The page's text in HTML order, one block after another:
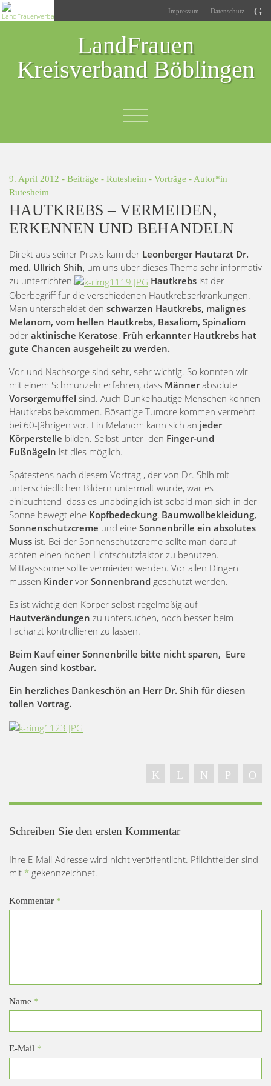
Impressum Datenschutz
LandFrauen
Kreisverband Böblingen
9. April 2012 - Beiträge - Rutesheim - Vorträge - Autor*in
Rutesheim
HAUTKREBS – VERMEIDEN,
ERKENNEN UND BEHANDELN
Direkt aus seiner Praxis kam der Leonberger Hautarzt Dr.
med. Ullrich Shih, um uns über dieses Thema sehr informativ
zu unterrichten.
Hautkrebs ist der
Oberbegriff für die verschiedenen Hautkrebserkrankungen.
Man unterscheidet den schwarzen Hautkrebs, malignes
Melanom, vom hellen Hautkrebs, Basaliom, Spinaliom
oder aktinische Keratose. Früh erkannter Hautkrebs hat
gute Chancen ausgeheilt zu werden.
Vor-und Nachsorge sind sehr, sehr wichtig. So konnten wir
mit einem Schmunzeln erfahren, dass Männerabsolute
Vorsorgemuffel sind. Auch Dunkelhäutige Menschen können
Hautkrebs bekommen. Bösartige Tumore kommen vermehrt
bei 60-Jährigen vor. Ein Melanom kann sich an jeder
Körperstelle bilden. Selbst unter den Finger-und
Fußnägeln ist dies möglich.
Spätestens nach diesem Vortrag , der von Dr. Shih mit
unterschiedlichen Bildern untermalt wurde, war es
einleuchtend dass es unabdinglich ist sobald man sich in der
Sonne bewegt eine Kopfbedeckung, Baumwollbekleidung,
Sonnenschutzcreme und eine Sonnenbrille ein absolutes
Muss ist. Bei der Sonnenschutzcreme sollte man darauf
achten einen hohen Lichtschutzfaktor zu benutzen.
Mittagssonne sollte vermieden werden. Vor allen Dingen
müssen Kindervor Sonnenbrand geschützt werden.
Es ist wichtig den Körper selbst regelmäßig auf
Hautverändungen zu untersuchen, noch besser beim
Facharzt kontrollieren zu lassen.
Beim Kauf einer Sonnenbrille bitte nicht sparen, Eure
Augen sind kostbar.
Ein herzliches Dankeschön an Herr Dr. Shih für diesen
tollen Vortrag.
Schreiben Sie den ersten Kommentar
Ihre E-Mail-Adresse wird nicht veröffentlicht. Pflichtfelder sind
mit * gekennzeichnet.
Kommentar *
Name *
E-Mail *